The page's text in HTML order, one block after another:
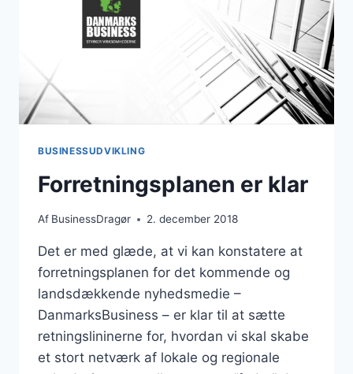
BUSINESSUDVIKLING
Forretningsplanen er klar
Af BusinessDragør 2. december 2018
Det er med glæde, at vi kan konstatere at
forretningsplanen for det kommende og
landsdækkende nyhedsmedie –
DanmarksBusiness – er klar til at sætte
retningslininerne for, hvordan vi skal skabe
et stort netværk af lokale og regionale